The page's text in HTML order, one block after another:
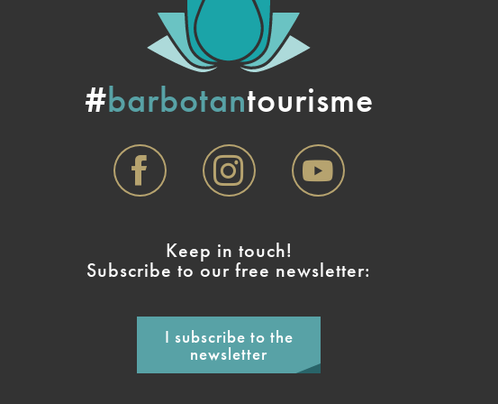
#barbotantourisme
Keep in touch!
Subscribe to our free newsletter:
I subscribe to the
newsletter